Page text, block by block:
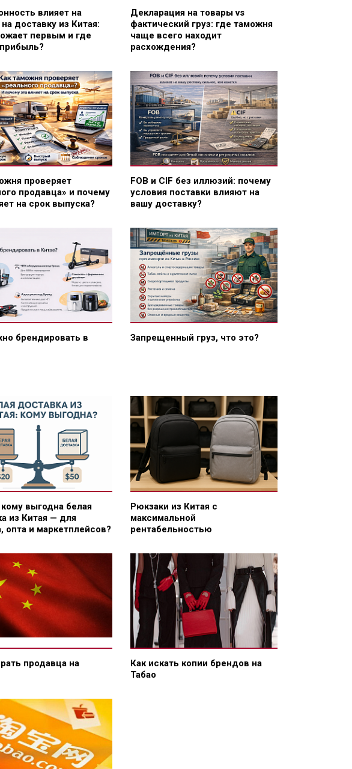
влияет на
доставку из Китая:
первым и где
Декларация на товары vs
фактический груз: где таможня
чаще всего находит
расхождения?
проверяет
продавца» и почему
на срок выпуска?
FOB и CIF без иллюзий: почему
условия поставки влияют на
вашу доставку?
брендировать в
Запрещенный груз, что это?
выгодна белая
из Китая — для
опта и маркетплейсов?
Рюкзаки из Китая с
максимальной
рентабельностью
продавца на
Как искать копии брендов на
Табао